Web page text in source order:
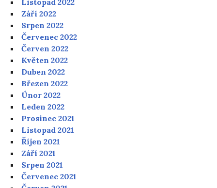
Listopad 2022
Září 2022
Srpen 2022
Červenec 2022
Červen 2022
Květen 2022
Duben 2022
Březen 2022
Únor 2022
Leden 2022
Prosinec 2021
Listopad 2021
Říjen 2021
Září 2021
Srpen 2021
Červenec 2021